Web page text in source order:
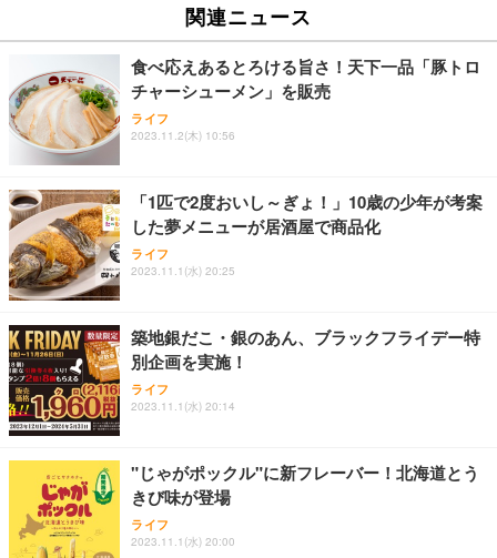
関連ニュース
食べ応えあるとろける旨さ！天下一品「豚トロ
チャーシューメン」を販売
ライフ
2023.11.2(木) 10:56
「1匹で2度おいし～ぎょ！」10歳の少年が考案
した夢メニューが居酒屋で商品化
ライフ
2023.11.1(水) 20:25
築地銀だこ・銀のあん、ブラックフライデー特
別企画を実施！
ライフ
2023.11.1(水) 20:14
"じゃがポックル"に新フレーバー！北海道とう
きび味が登場
ライフ
2023.11.1(水) 20:00